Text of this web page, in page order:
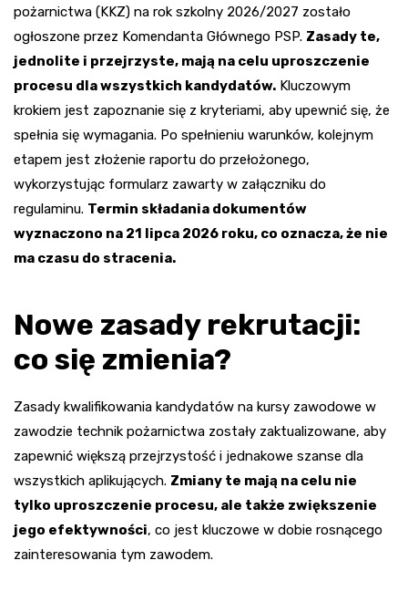
pożarnictwa (KKZ) na rok szkolny 2026/2027 zostało
ogłoszone przez Komendanta Głównego PSP. Zasady te,
jednolite i przejrzyste, mają na celu uproszczenie
procesu dla wszystkich kandydatów. Kluczowym
krokiem jest zapoznanie się z kryteriami, aby upewnić się, że
spełnia się wymagania. Po spełnieniu warunków, kolejnym
etapem jest złożenie raportu do przełożonego,
wykorzystując formularz zawarty w załączniku do
regulaminu. Termin składania dokumentów
wyznaczono na 21 lipca 2026 roku, co oznacza, że nie
ma czasu do stracenia.
Nowe zasady rekrutacji:
co się zmienia?
Zasady kwalifikowania kandydatów na kursy zawodowe w
zawodzie technik pożarnictwa zostały zaktualizowane, aby
zapewnić większą przejrzystość i jednakowe szanse dla
wszystkich aplikujących. Zmiany te mają na celu nie
tylko uproszczenie procesu, ale także zwiększenie
jego efektywności, co jest kluczowe w dobie rosnącego
zainteresowania tym zawodem.